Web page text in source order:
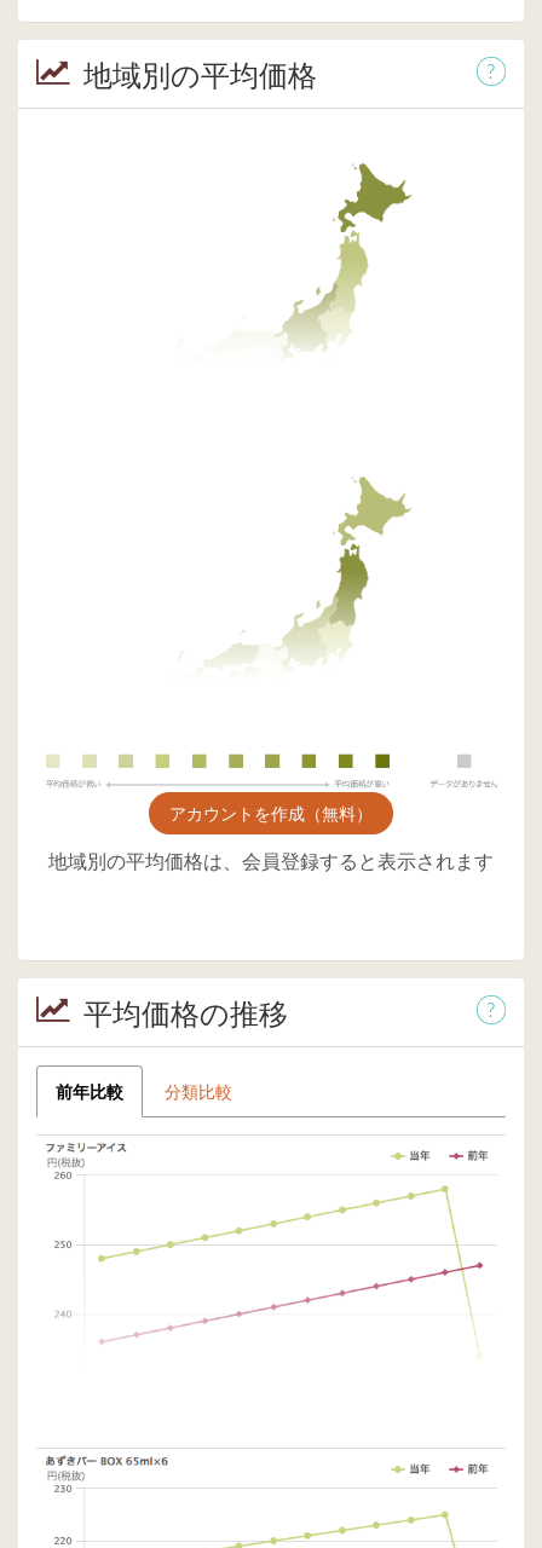
地域別の平均価格
アカウントを作成（無料）
地域別の平均価格は、会員登録すると表示されます
平均価格の推移
前年比較 分類比較